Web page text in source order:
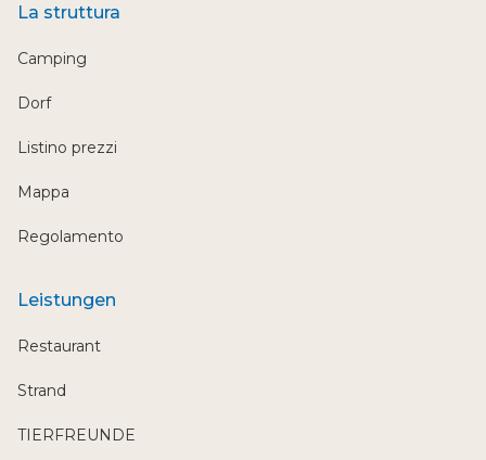
La struttura
Camping
Dorf
Listino prezzi
Mappa
Regolamento
Leistungen
Restaurant
Strand
TIERFREUNDE